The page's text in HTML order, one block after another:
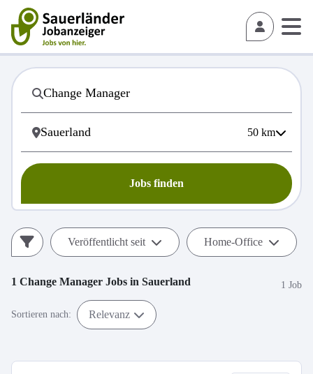
50 km
Jobs finden
Veröffentlicht seit Home-Office
1 Change Manager Jobs in Sauerland 1 Job
Sortieren nach: Relevanz